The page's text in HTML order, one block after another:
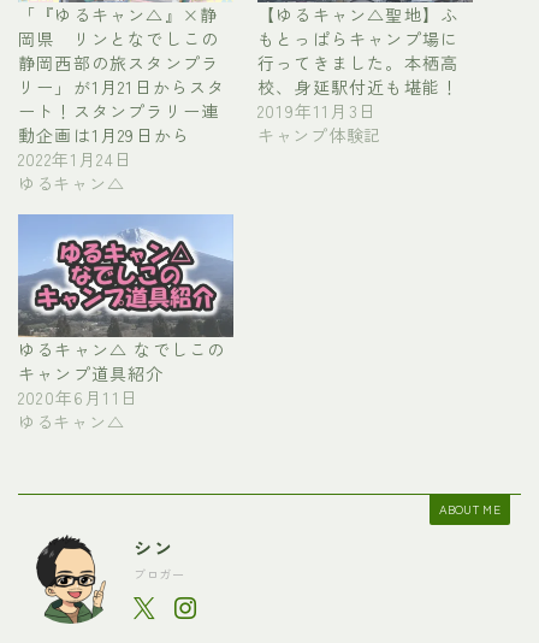
「『ゆるキャン△』×静
岡県 リンとなでしこの
静岡西部の旅スタンプラ
リー」が1月21日からスタ
ート！スタンプラリー連
動企画は1月29日から
2022年1月24日
ゆるキャン△
【ゆるキャン△聖地】ふ
もとっぱらキャンプ場に
行ってきました。本栖高
校、身延駅付近も堪能！
2019年11月3日
キャンプ体験記
ゆるキャン△ なでしこの
キャンプ道具紹介
2020年6月11日
ゆるキャン△
ABOUT ME
シン
ブロガー